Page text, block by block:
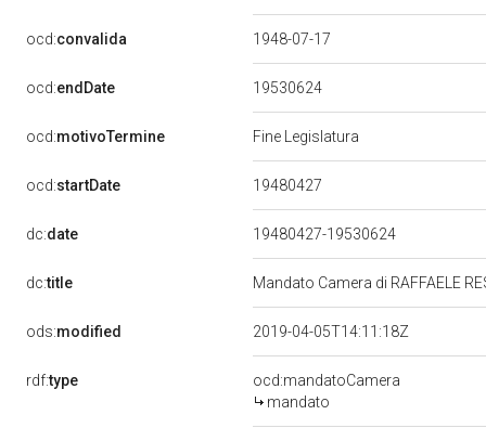
ocd:convalida 1948-07-17
ocd:endDate 19530624
ocd:motivoTermine Fine Legislatura
ocd:startDate 19480427
dc:date 19480427-19530624
dc:title Mandato Camera di RAFFAELE
ods:modified 2019-04-05T14:11:18Z
rdf:type
ocd:mandatoCamera
mandato